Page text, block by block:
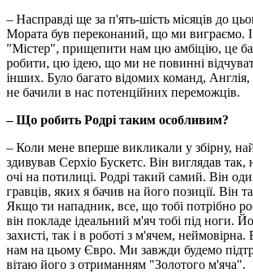
– Насправді ще за п'ять-шість місяців до
Мората був переконаний, що ми виграємо. І
"Містер", прищепити нам цю амбіцію, це
робити, цю ідею, що ми не повинні
інших. Було багато відомих команд,
не бачили в нас потенційних переможців.
– Що робить Родрі таким особливим?
– Коли мене вперше викликали у збірну,
здивував Серхіо Бускетс. Він виглядав так,
очі на потилиці. Родрі такий самий. Він
гравців, яких я бачив на його позиції. Він
Якщо ти нападник, все, що тобі потрібно
він покладе ідеальний м'яч тобі під ноги.
захисті, так і в роботі з м'ячем,
нам на цьому Євро. Ми завжди будемо
вітаю його з отриманням "Золотого м'яча".